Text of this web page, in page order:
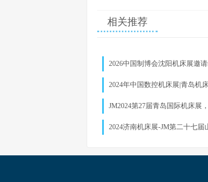
相关推荐
2026中国制博会沈阳机床展邀
2024年中国数控机床展|青岛机
JM2024第27届青岛国际机床展
2024济南机床展-JM第二十七届